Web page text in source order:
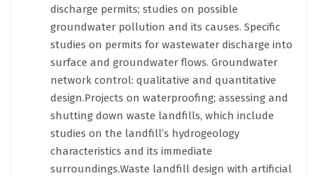
discharge permits; studies on possible
groundwater pollution and its causes. Specific
studies on permits for wastewater discharge into
surface and groundwater flows. Groundwater
network control: qualitative and quantitative
design.Projects on waterproofing; assessing and
shutting down waste landfills, which include
studies on the landfill’s hydrogeology
characteristics and its immediate
surroundings.Waste landfill design with artificial